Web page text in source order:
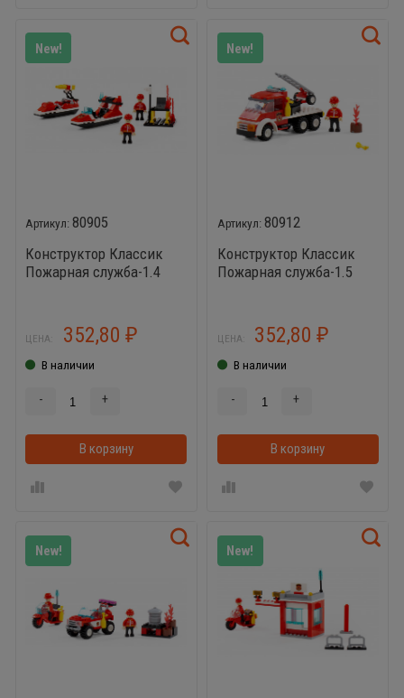
New!
80905
Конструктор Классик
Пожарная служба-1.4
ЦЕНА: 352,80 ₽
В наличии
- +
В корзину В корзинке
New!
80912
Конструктор Классик
Пожарная служба-1.5
ЦЕНА: 352,80₽
В наличии
- +
В корзину
New! New!